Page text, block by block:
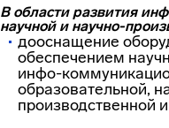
В области развития
научной и научно-
дооснащение
обеспечением
инфо-
образовательной,
производственной